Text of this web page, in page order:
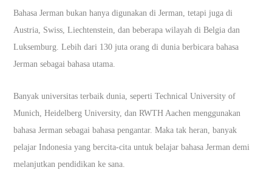
Bahasa Jerman bukan hanya digunakan di Jerman, tetapi juga di
Austria, Swiss, Liechtenstein, dan beberapa wilayah di Belgia dan
Luksemburg. Lebih dari 130 juta orang di dunia berbicara bahasa
Jerman sebagai bahasa utama.
Banyak universitas terbaik dunia, seperti Technical University of
Munich, Heidelberg University, dan RWTH Aachen menggunakan
bahasa Jerman sebagai bahasa pengantar. Maka tak heran, banyak
pelajar Indonesia yang bercita-cita untuk belajar bahasa Jerman demi
melanjutkan pendidikan ke sana.